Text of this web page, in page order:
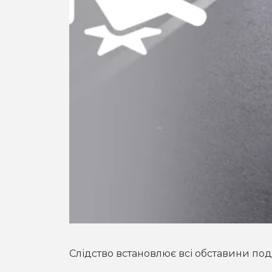
Слідство встановлює всі обставини